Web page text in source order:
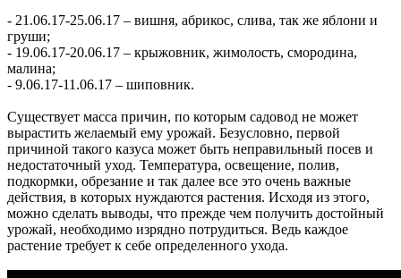
- 21.06.17-25.06.17 – вишня, абрикос, слива, так же яблони и
груши;
- 19.06.17-20.06.17 – крыжовник, жимолость, смородина,
малина;
- 9.06.17-11.06.17 – шиповник.
Существует масса причин, по которым садовод не может
вырастить желаемый ему урожай. Безусловно, первой
причиной такого казуса может быть неправильный посев и
недостаточный уход. Температура, освещение, полив,
подкормки, обрезание и так далее все это очень важные
действия, в которых нуждаются растения. Исходя из этого,
можно сделать выводы, что прежде чем получить достойный
урожай, необходимо изрядно потрудиться. Ведь каждое
растение требует к себе определенного ухода.